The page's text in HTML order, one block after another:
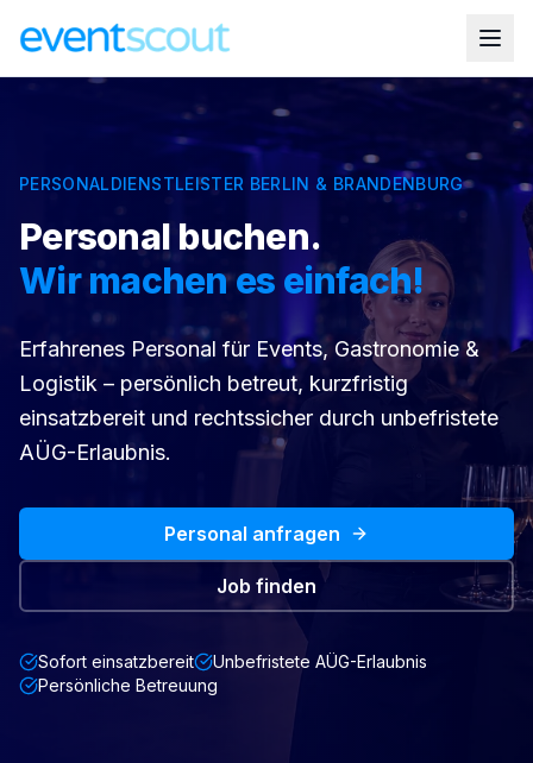
PERSONALDIENSTLEISTER BERLIN & BRANDENBURG
Personal buchen.
Wir machen es einfach!
Erfahrenes Personal für Events, Gastronomie &
Logistik – persönlich betreut, kurzfristig
einsatzbereit und rechtssicher durch unbefristete
AÜG-Erlaubnis.
Personal anfragen
Job finden
Sofort einsatzbereit
Unbefristete AÜG-Erlaubnis
Persönliche Betreuung